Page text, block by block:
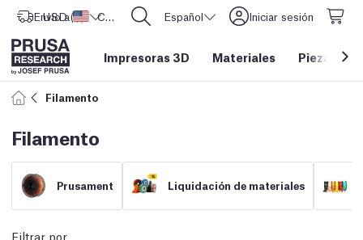
Envío a Estados Unidos
USD ($) CORE One L: ¡Ya disponible! Español Iniciar sesión
Impresoras 3D Materiales Piezas y
Filamento
Filamento
Prusament Liquidación de materiales
Filtrar por